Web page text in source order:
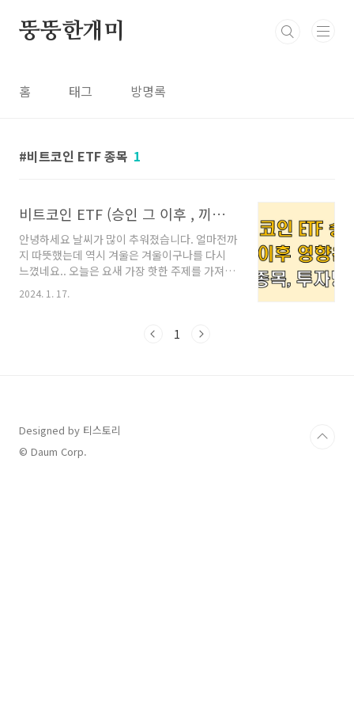
뚱뚱한개미
홈 태그 방명록
비트코인 ETF 종목 1
비트코인 ETF (승인 그 이후 , 끼치는 영향은? , 종목과 거래 방법)
안녕하세요 날씨가 많이 추워졌습니다. 얼마전까
지 따뜻했는데 역시 겨울은 겨울이구나를 다시
느꼈네요.. 오늘은 요새 가장 핫한 주제를 가져왔
습니다. 바로 "비트코인 ETF" 입니다. 사실 비트
코인 ETF 승인은 굉장히 오래된 떡밥이었습니
년 1월 11일' 최종 ETF 승인이 되었고, 총 11개
다가 정확히 비트코인 ETF 미국 승일 당일에 최
고점 6,660만원을 찍고 다시금 급락하는 모습을
보였는데요. 전형적인 기대감으로 올..
2024. 1. 17.
1
Designed by 티스토리
© Daum Corp.